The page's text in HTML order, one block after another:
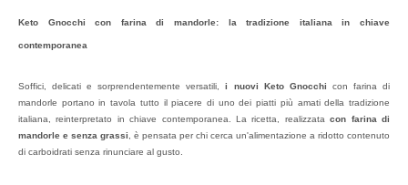
Keto Gnocchi con farina di mandorle: la tradizione italiana in chiave
contemporanea
Soffici, delicati e sorprendentemente versatili,i nuovi Keto Gnocchi con farina di
mandorle portano in tavola tutto il piacere di uno dei piatti più amati della tradizione
italiana, reinterpretato in chiave contemporanea. La ricetta, realizzatacon farina di
mandorle e senza grassi , è pensata per chi cerca un'alimentazione a ridotto contenuto
di carboidrati senza rinunciare al gusto.